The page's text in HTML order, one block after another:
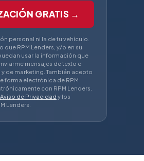
GRATIS →
personal ni la de tu vehículo.
que RPM Lenders, y/o en su
usar la información que
mensajes de texto o
de marketing. También acepto
forma electrónica de RPM
con RPM Lenders.
Aviso de Privacidad y los
Lenders.